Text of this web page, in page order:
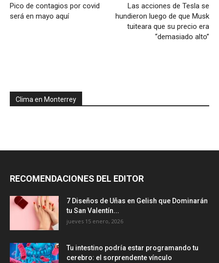
Pico de contagios por covid
será en mayo aquí
Las acciones de Tesla se
hundieron luego de que Musk
tuiteara que su precio era
“demasiado alto”
Clima en Monterrey
RECOMENDACIONES DEL EDITOR
7 Diseños de Uñas en Gelish que Dominarán
tu San Valentín...
jueves 15 enero, 2026
Tu intestino podría estar programando tu
cerebro: el sorprendente vínculo